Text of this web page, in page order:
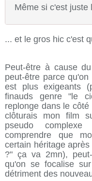
Même si c'est juste
... et le gros hic c'est
Peut-être à cause
peut-être parce
est plus exigeants
finauds genre "le
replonge dans le
clôturais mon film
pseudo
comprendre que
certain héritage
?" ça va 2mn),
qu'on se focalise
détriment des